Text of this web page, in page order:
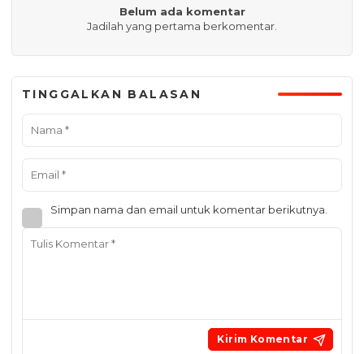
Belum ada komentar
Jadilah yang pertama berkomentar.
TINGGALKAN BALASAN
Simpan nama dan email untuk komentar berikutnya.